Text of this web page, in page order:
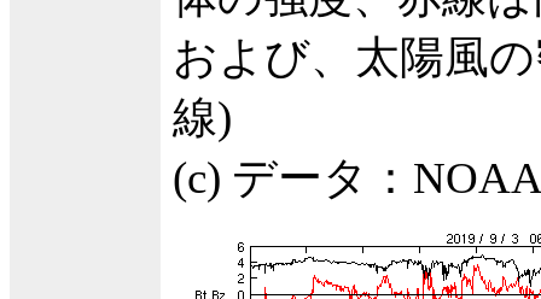
および、太陽風
線)
(c) データ：